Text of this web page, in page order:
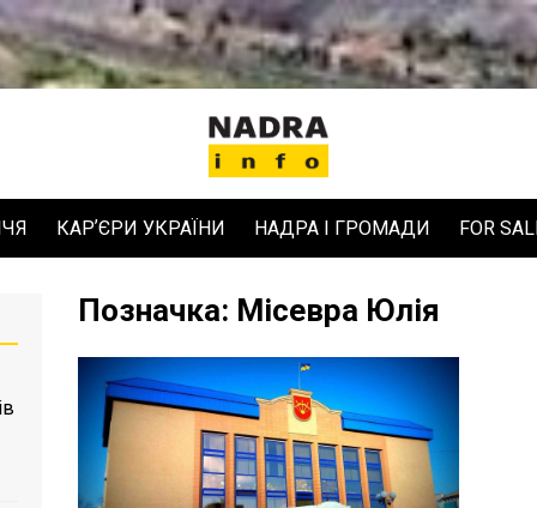
КАРʼЄРИ УКРАЇНИ НАДРА І ГРОМАДИ FOR
Позначка: Місевра Юлія